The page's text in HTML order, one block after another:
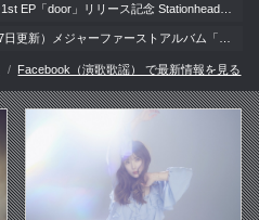
Facebook（演歌歌謡） で最新情報を見る